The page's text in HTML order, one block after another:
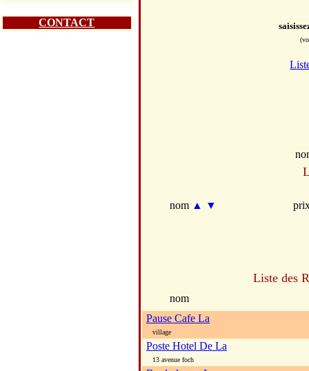
CONTACT
nom ▲ ▼
Liste des
nom
Pause Cafe La
village
Poste Hotel De La
13 avenue foch